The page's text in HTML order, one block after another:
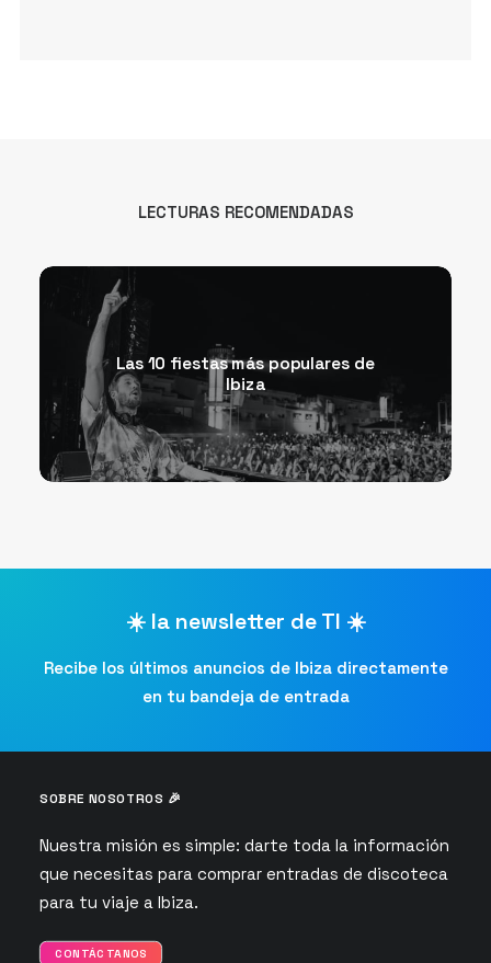
LECTURAS RECOMENDADAS
Las 10 fiestas más populares de
Ibiza
☀️ la newsletter de TI ☀️
Recibe los últimos anuncios de Ibiza directamente
en tu bandeja de entrada
SOBRE NOSOTROS 🎉
Nuestra misión es simple: darte toda la información
que necesitas para comprar entradas de discoteca
para tu viaje a Ibiza.
CONTÁCTANOS